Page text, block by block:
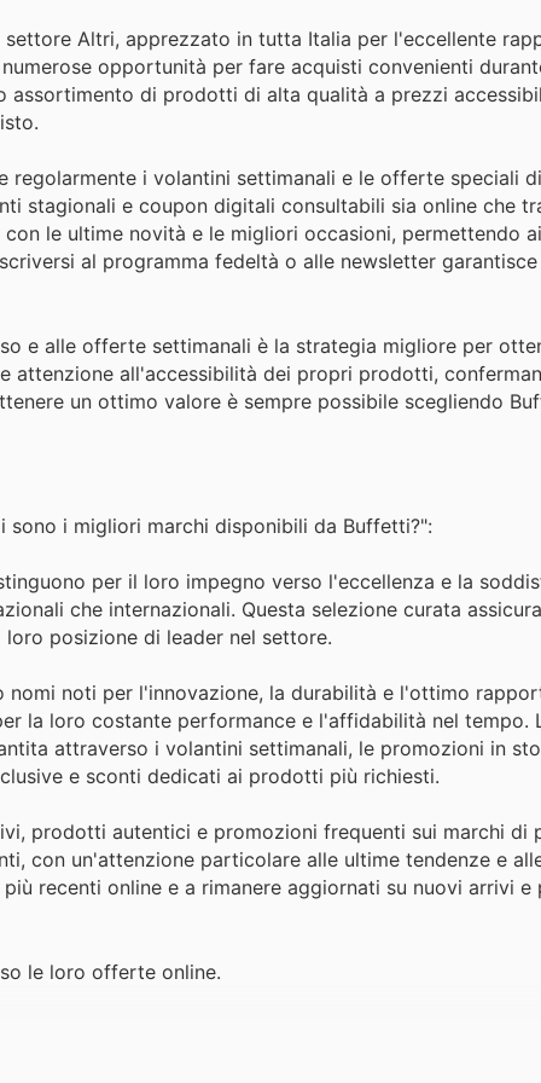
Altri, apprezzato in tutta Italia per l'eccellente
opportunità per fare acquisti convenienti
di prodotti di alta qualità a prezzi
regolarmente i volantini settimanali e le offerte speciali
stagionali e coupon digitali consultabili sia online che
le ultime novità e le migliori occasioni, permettendo
al programma fedeltà o alle newsletter
e alle offerte settimanali è la strategia migliore per
attenzione all'accessibilità dei propri prodotti,
un ottimo valore è sempre possibile scegliendo
sono i migliori marchi disponibili da Buffetti?":
per il loro impegno verso l'eccellenza e la
che internazionali. Questa selezione curata
posizione di leader nel settore.
noti per l'innovazione, la durabilità e l'ottimo
la loro costante performance e l'affidabilità nel tempo.
attraverso i volantini settimanali, le promozioni in
e sconti dedicati ai prodotti più richiesti.
prodotti autentici e promozioni frequenti sui marchi di
con un'attenzione particolare alle ultime tendenze e
recenti online e a rimanere aggiornati su nuovi arrivi e
le loro offerte online.